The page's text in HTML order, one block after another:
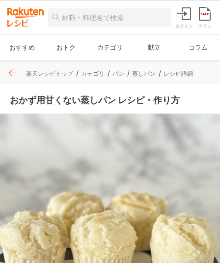
ログイン チラシ
おすすめ おトク カテゴリ 献立 コラム
楽天レシピトップ カテゴリ パン 蒸しパン レシピ詳細
おかず用甘くない蒸しパン レシピ・作り方